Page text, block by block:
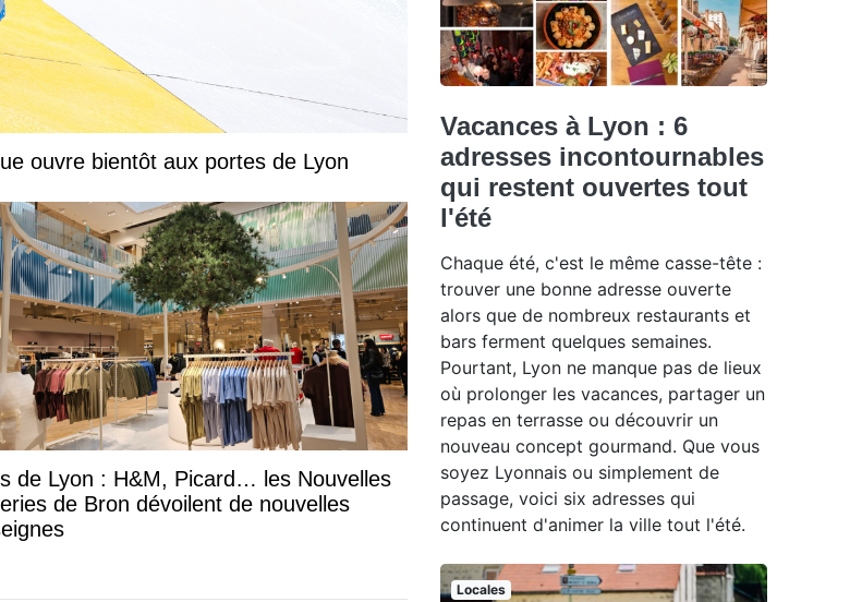
ouvre bientôt aux portes de Lyon
de Lyon : H&M, Picard… les Nouvelles
de Bron dévoilent de nouvelles
Vacances à Lyon : 6
adresses incontournables
qui restent ouvertes tout
l'été
Chaque été, c'est le même casse-tête :
trouver une bonne adresse ouverte
alors que de nombreux restaurants et
bars ferment quelques semaines.
Pourtant, Lyon ne manque pas de lieux
où prolonger les vacances, partager un
repas en terrasse ou découvrir un
nouveau concept gourmand. Que vous
soyez Lyonnais ou simplement de
passage, voici six adresses qui
continuent d'animer la ville tout l'été.
Locales